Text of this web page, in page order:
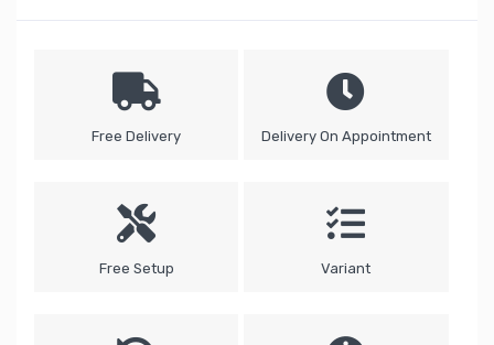
Free Delivery Delivery On Appointment
Free Setup Variant